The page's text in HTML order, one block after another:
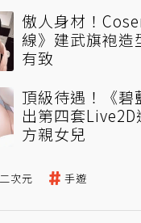
傲人身材！
線》建武旗袍造
有致
頂級待遇！《碧
出第四套
方親女兒
二次元 手遊